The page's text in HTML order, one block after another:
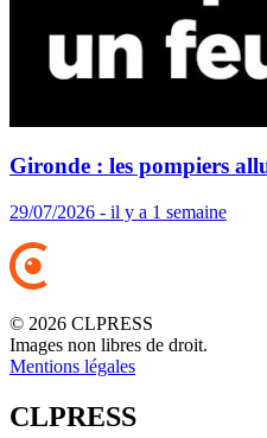
Gironde : les pompiers
29/07/2026 - il y a 1 semaine
© 2026 CLPRESS
Images non libres de droit.
Mentions légales
CLPRESS